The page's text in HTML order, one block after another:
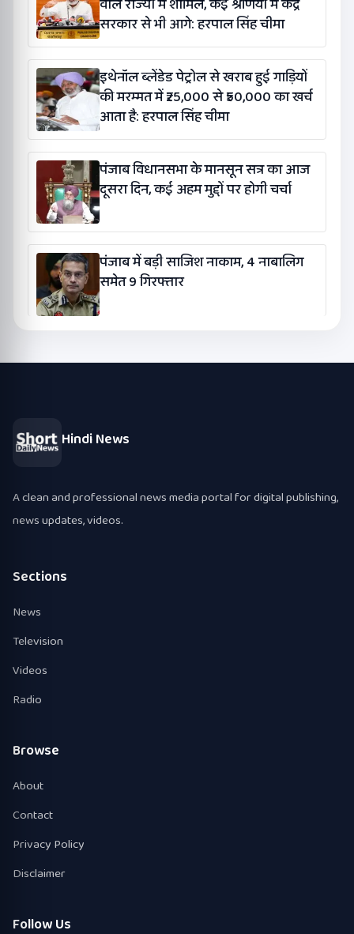
वाले राज्यों में शामिल, कई श्रेणियों में केंद्र
सरकार से भी आगे: हरपाल सिंह चीमा
इथेनॉल ब्लेंडेड पेट्रोल से खराब हुई गाड़ियों
की मरम्मत में ₹25,000 से ₹50,000 का खर्च
आता है: हरपाल सिंह चीमा
पंजाब विधानसभा के मानसून सत्र का आज
दूसरा दिन, कई अहम मुद्दों पर होगी चर्चा
पंजाब में बड़ी साजिश नाकाम, 4 नाबालिग
समेत 9 गिरफ्तार
Hindi News
A clean and professional news media portal for digital publishing,
news updates, videos.
Sections
News
Television
Videos
Radio
Browse
About
Contact
Privacy Policy
Disclaimer
Follow Us